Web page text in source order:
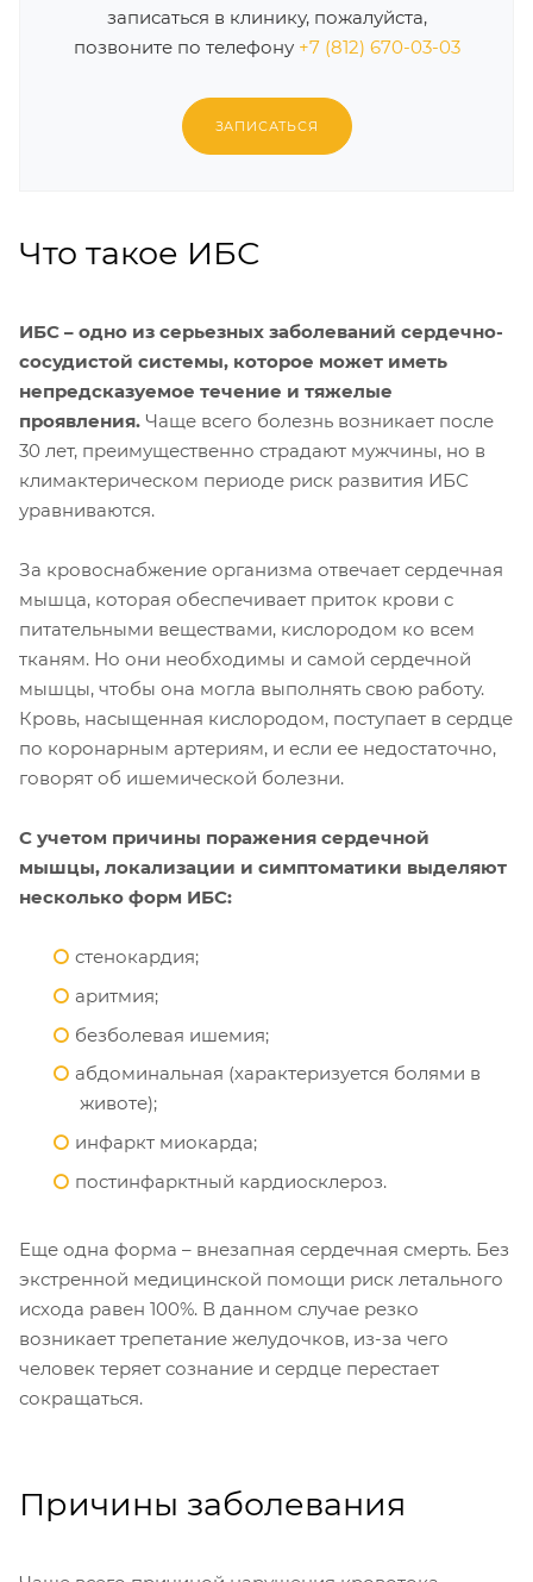
записаться в клинику, пожалуйста,
позвоните по телефону +7 (812) 670-03-03
ЗАПИСАТЬСЯ
Что такое ИБС
ИБС – одно из серьезных заболеваний сердечно-
сосудистой системы, которое может иметь
непредсказуемое течение и тяжелые
проявления. Чаще всего болезнь возникает после
30 лет, преимущественно страдают мужчины, но в
климактерическом периоде риск развития ИБС
уравниваются.
За кровоснабжение организма отвечает сердечная
мышца, которая обеспечивает приток крови с
питательными веществами, кислородом ко всем
тканям. Но они необходимы и самой сердечной
мышцы, чтобы она могла выполнять свою работу.
Кровь, насыщенная кислородом, поступает в сердце
по коронарным артериям, и если ее недостаточно,
говорят об ишемической болезни.
С учетом причины поражения сердечной
мышцы, локализации и симптоматики выделяют
несколько форм ИБС:
стенокардия;
аритмия;
безболевая ишемия;
абдоминальная (характеризуется болями в
животе);
инфаркт миокарда;
постинфарктный кардиосклероз.
Еще одна форма – внезапная сердечная смерть. Без
экстренной медицинской помощи риск летального
исхода равен 100%. В данном случае резко
возникает трепетание желудочков, из-за чего
человек теряет сознание и сердце перестает
сокращаться.
Причины заболевания